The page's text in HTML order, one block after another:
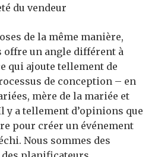
du vendeur
de la même manière,
offre un angle différent à
qui ajoute tellement de
de conception – en
mère de la mariée et
y a tellement d’opinions que
pour créer un événement
Nous sommes des